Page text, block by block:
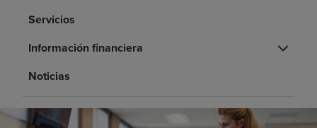
Recursos de salud
Servicios
Información financiera
Noticias